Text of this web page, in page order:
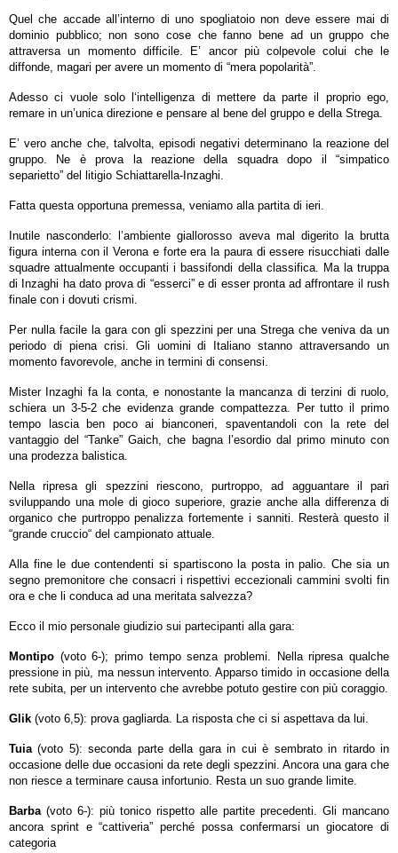
Quel che accade all’interno di uno spogliatoio non deve essere mai di
dominio pubblico; non sono cose che fanno bene ad un gruppo che
attraversa un momento difficile. E’ ancor più colpevole colui che le
diffonde, magari per avere un momento di “mera popolarità”.
Adesso ci vuole solo l‘intelligenza di mettere da parte il proprio ego,
remare in un’unica direzione e pensare al bene del gruppo e della Strega.
E’ vero anche che, talvolta, episodi negativi determinano la reazione del
gruppo. Ne è prova la reazione della squadra dopo il “simpatico
separietto” del litigio Schiattarella-Inzaghi.
Fatta questa opportuna premessa, veniamo alla partita di ieri.
Inutile nasconderlo: l’ambiente giallorosso aveva mal digerito la brutta
figura interna con il Verona e forte era la paura di essere risucchiati dalle
squadre attualmente occupanti i bassifondi della classifica. Ma la truppa
di Inzaghi ha dato prova di “esserci” e di esser pronta ad affrontare il rush
finale con i dovuti crismi.
Per nulla facile la gara con gli spezzini per una Strega che veniva da un
periodo di piena crisi. Gli uomini di Italiano stanno attraversando un
momento favorevole, anche in termini di consensi.
Mister Inzaghi fa la conta, e nonostante la mancanza di terzini di ruolo,
schiera un 3-5-2 che evidenza grande compattezza. Per tutto il primo
tempo lascia ben poco ai bianconeri, spaventandoli con la rete del
vantaggio del “Tanke” Gaich, che bagna l’esordio dal primo minuto con
una prodezza balistica.
Nella ripresa gli spezzini riescono, purtroppo, ad agguantare il pari
sviluppando una mole di gioco superiore, grazie anche alla differenza di
organico che purtroppo penalizza fortemente i sanniti. Resterà questo il
“grande cruccio“ del campionato attuale.
Alla fine le due contendenti si spartiscono la posta in palio. Che sia un
segno premonitore che consacri i rispettivi eccezionali cammini svolti fin
ora e che li conduca ad una meritata salvezza?
Ecco il mio personale giudizio sui partecipanti alla gara:
Montipo (voto 6-); primo tempo senza problemi. Nella ripresa qualche
pressione in più, ma nessun intervento. Apparso timido in occasione della
rete subita, per un intervento che avrebbe potuto gestire con più coraggio.
Glik (voto 6,5): prova gagliarda. La risposta che ci si aspettava da lui.
Tuia(voto 5): seconda parte della gara in cui è sembrato in ritardo in
occasione delle due occasioni da rete degli spezzini. Ancora una gara che
non riesce a terminare causa infortunio. Resta un suo grande limite.
Barba(voto 6-): più tonico rispetto alle partite precedenti. Gli mancano
ancora sprint e “cattiveria” perché possa confermarsi un giocatore di
categoria